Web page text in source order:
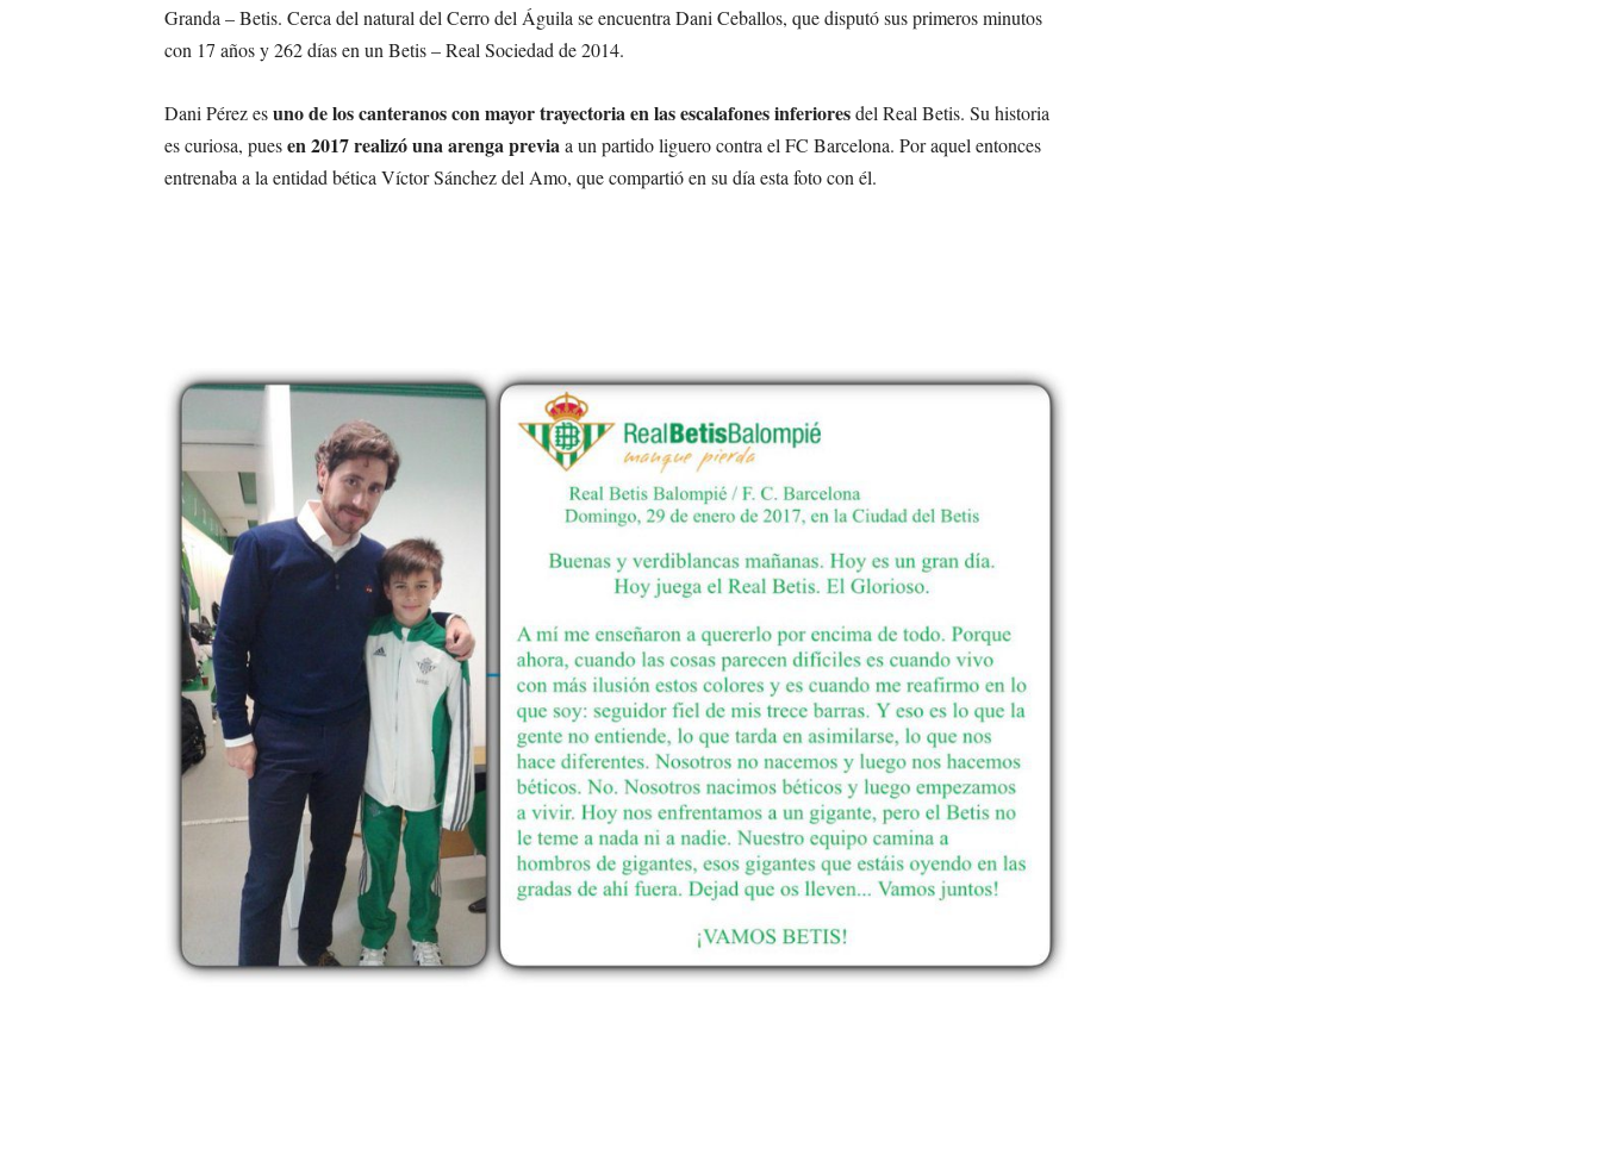
Granda – Betis. Cerca del natural del Cerro del Águila se encuentra Dani Ceballos, que disputó sus primeros minutos
con 17 años y 262 días en un Betis – Real Sociedad de 2014.
Dani Pérez esuno de los canteranos con mayor trayectoria en las escalafones inferioresdel Real Betis. Su historia
es curiosa, puesen 2017 realizó una arenga previaa un partido liguero contra el FC Barcelona. Por aquel entonces
entrenaba a la entidad bética Víctor Sánchez del Amo, que compartió en su día esta foto con él.